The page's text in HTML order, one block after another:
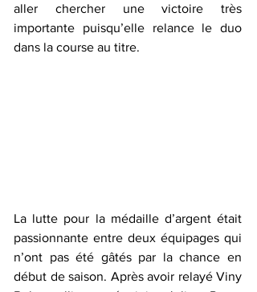
aller chercher une victoire très
importante puisqu’elle relance le duo
dans la course au titre.
La lutte pour la médaille d’argent était
passionnante entre deux équipages qui
n’ont pas été gâtés par la chance en
début de saison. Après avoir relayé Viny